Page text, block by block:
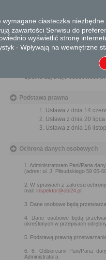
Przedmiotem wniosku
usprawnienie pracy i
Organ właściwy dla
miesiąca.
Spółka uzyskuje osobowość
Podstawa prawna
Ustawa z dnia 14
Ustawa z dnia 20
Ustawa z dnia 16
Ochrona danych osobowych
1. Administratorem Pani/Pana
(adres: ul. J. Piłsudskiego 59 05-
2. W sprawach z zakresu
mail: inspektor@cbi24.pl
3. Dane osobowe będą
4. Dane osobowe będą
określonych w przepisach
5. Podstawą prawną
6. 6. Odbiorcami Pani/Pana
Administratora.
ciasteczka
zawartości Serwisu do
wyświetlić stronę
- Wpływają na wewnętrzne